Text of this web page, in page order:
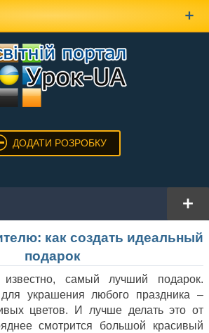
ДОДАТИ РОЗРОБКУ
как создать идеальный
подарок
самый лучший подарок.
украшения любого праздника –
цветов. И лучше делать это от
смотрится большой красивый